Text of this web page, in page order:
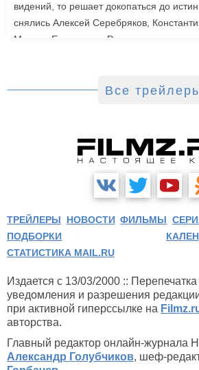
видений, то решает докопаться до
снялись Алексей Серебряков,
Максим Емельянов. Режиссером
Все
ТРЕЙЛЕРЫ НОВОСТИ ФИЛЬМЫ
ПОДБОРКИ
СТАТИСТИКА MAIL.RU
Издается с 13/03/2000 ::
уведомления и разрешения
при активной гиперссылке на
авторства.
Главный редактор онлайн-журнала
Александр Голубчиков, шеф-